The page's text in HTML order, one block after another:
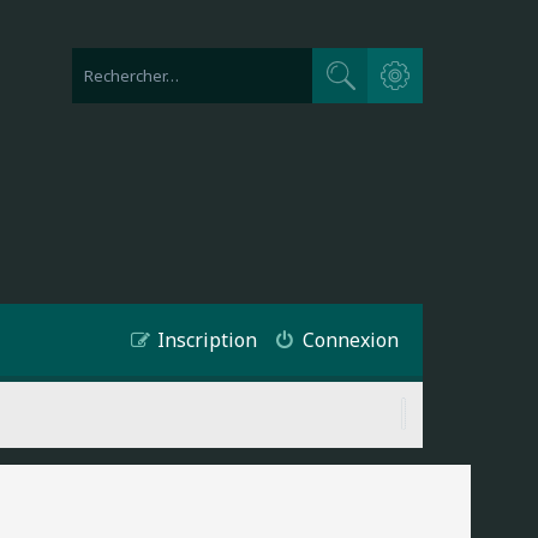
Rechercher
Recherche avancée
Connexion
Inscription